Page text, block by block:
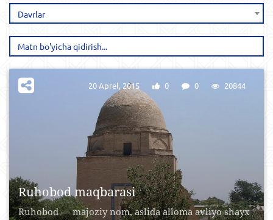
Davrlar
Ruhobod maqbarasi
Ruhobod — majoziy nom, aslida alloma avliyo shayx
20 Aprel, 2015 0 0 20844